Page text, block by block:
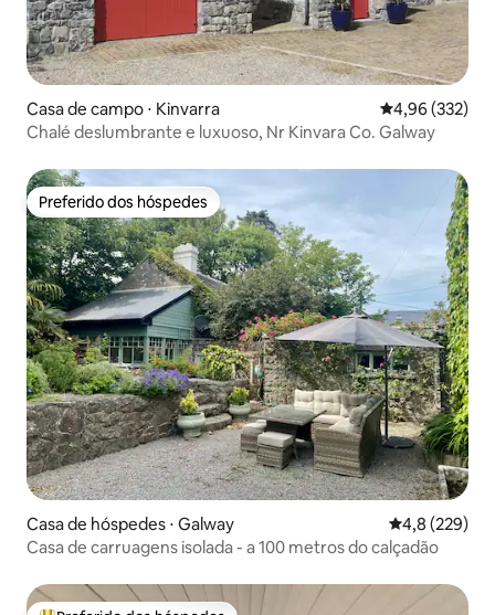
Casa de campo ⋅ Kinvarra 4,96 de uma
4,96 (332)
Chalé deslumbrante e luxuoso, Nr Kinvara Co. Galway
Preferido dos hóspedes
Preferido dos hóspedes
Casa de hóspedes ⋅ Galway 4,8 de uma
4,8 (229)
Casa de carruagens isolada - a 100 metros do calçadão